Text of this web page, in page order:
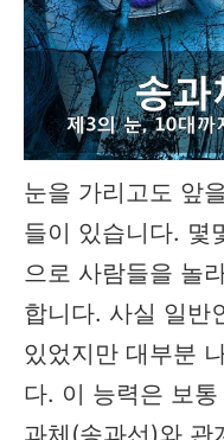
눈을 가리고도 앞
들이 있습니다. 몇
으로 사람들을 놀
합니다. 사실 일반
있었지만 대부분
다. 이 능력은 보
과체(송과선)와 관